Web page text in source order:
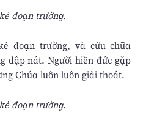
đoạn trường.
đoạn trường, và cứu chữa
dập nát. Người hiền đức gặp
Chúa luôn luôn giải thoát.
đoạn trường.